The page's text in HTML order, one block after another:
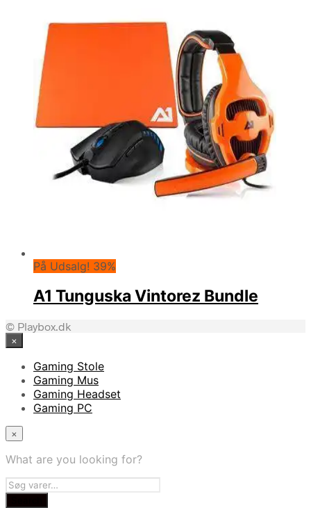
På Udsalg! 39%
A1 Tunguska Vintorez Bundle
© Playbox.dk
×
Gaming Stole
Gaming Mus
Gaming Headset
Gaming PC
×
What are you looking for?